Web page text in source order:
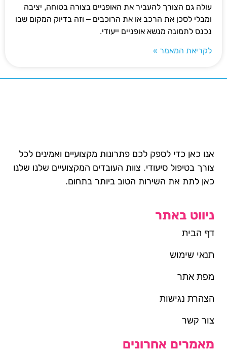
עולה גם הצורך להעביר את האופניים בצורה בטוחה, יציבה
ומבלי לסכן את הרכב או את הרוכבים – וזה בדיוק המקום שבו
נכנס לתמונה מנשא אופניים ייעודי.
לקריאת המאמר »
אנו כאן כדי לספק לכם פתרונות מקצועיים ואמינים לכל
צורך בטיפול סיעודי. צוות העובדים המקצועיים שלנו שלנו
כאן לתת את השירות הטוב ביותר בתחום.
ניווט באתר
דף הבית
תנאי שימוש
מפת אתר
הצהרת נגישות
צור קשר
מאמרים אחרונים